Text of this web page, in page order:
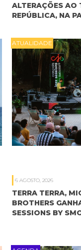
ALTERAÇÕES AO
REPÚBLICA, NA
ATUALIDADE
6 AGOSTO, 2026
TERRA TERRA,
BROTHERS
SESSIONS BY